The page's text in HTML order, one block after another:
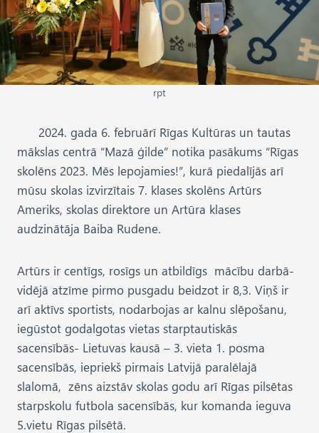
rpt
2024. gada 6. februārī Rīgas Kultūras un tautas
mākslas centrā “Mazā ģilde” notika pasākums “Rīgas
skolēns 2023. Mēs lepojamies!”, kurā piedalījās arī
mūsu skolas izvirzītais 7. klases skolēns Artūrs
Ameriks, skolas direktore un Artūra klases
audzinātāja Baiba Rudene.
Artūrs ir centīgs, rosīgs un atbildīgs mācību darbā-
vidējā atzīme pirmo pusgadu beidzot ir 8,3. Viņš ir
arī aktīvs sportists, nodarbojas ar kalnu slēpošanu,
iegūstot godalgotas vietas starptautiskās
sacensībās- Lietuvas kausā – 3. vieta 1. posma
sacensībās, iepriekš pirmais Latvijā paralēlajā
slalomā, zēns aizstāv skolas godu arī Rīgas pilsētas
starpskolu futbola sacensībās, kur komanda ieguva
5.vietu Rīgas pilsētā.